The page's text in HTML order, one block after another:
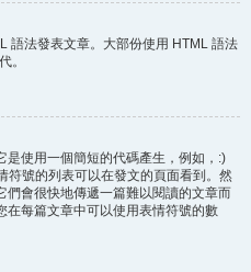
語法發表文章。大部份使用 HTML 語法
。
是使用一個簡短的代碼產生，例如，:)
符號的列表可以在發文的頁面看到。然
們會很快地傳遞一篇難以閱讀的文章而
在每篇文章中可以使用表情符號的數